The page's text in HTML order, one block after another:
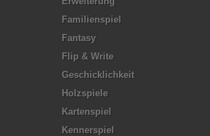
Familienspiel
Fantasy
Flip & Write
Geschicklichkeit
Holzspiele
Kartenspiel
Kennerspiel